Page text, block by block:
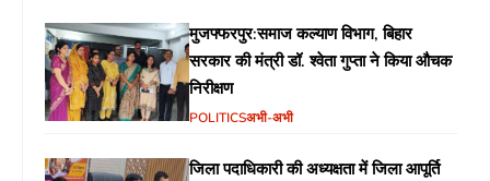
मुजफ्फरपुर:समाज कल्याण विभाग, बिहार
सरकार की मंत्री डॉ. श्वेता गुप्ता ने किया औचक
निरीक्षण
POLITICSअभी-अभी
जिला पदाधिकारी की अध्यक्षता में जिला आपूर्ति